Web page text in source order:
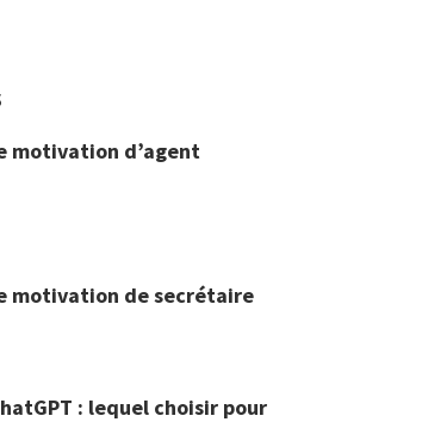
motivation d’agent
motivation de secrétaire
: lequel choisir pour